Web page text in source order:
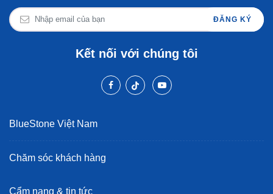
ĐĂNG KÝ
Kết nối với chúng tôi
BlueStone Việt Nam
Chăm sóc khách hàng
Cẩm nang & tin tức